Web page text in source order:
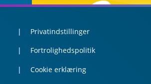
Privatindstillinger
Fortrolighedspolitik
Cookie erklæring